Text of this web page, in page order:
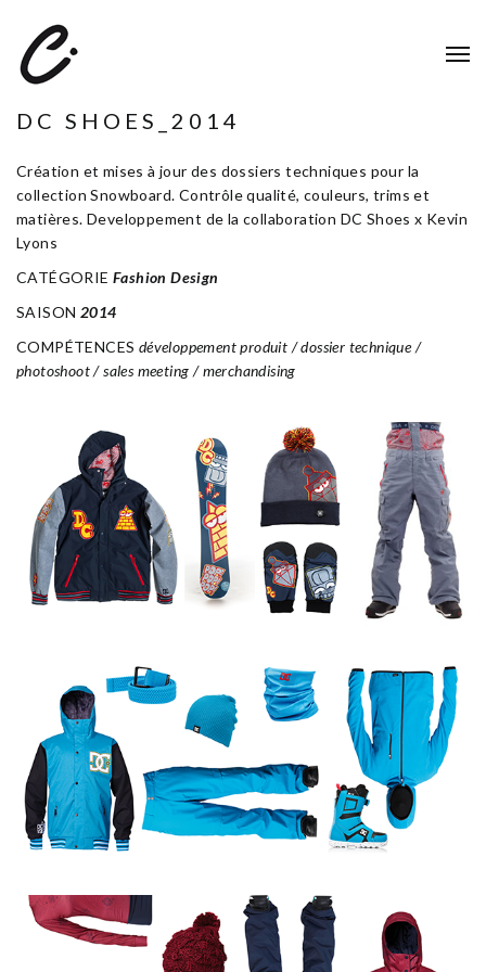
DC SHOES_2014
Création et mises à jour des dossiers techniques pour la
collection Snowboard. Contrôle qualité, couleurs, trims et
matières. Developpement de la collaboration DC Shoes x Kevin
Lyons
CATÉGORIE Fashion Design
SAISON 2014
COMPÉTENCES développement produit / dossier technique /
photoshoot / sales meeting / merchandising